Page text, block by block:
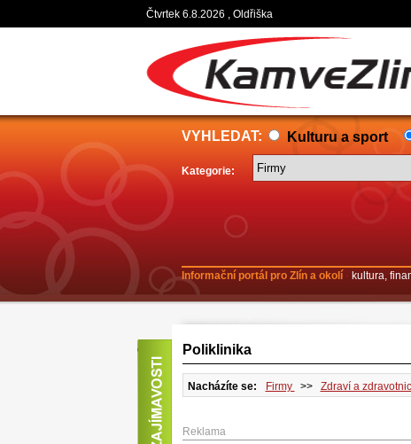
Čtvrtek 6.8.2026 , Oldřiška
VYHLEDAT: Kulturu a sport
Kategorie:
Informační portál pro Zlín a okolí- kultura,
Poliklinika
Nacházíte se: Firmy >> Zdraví a
Reklama